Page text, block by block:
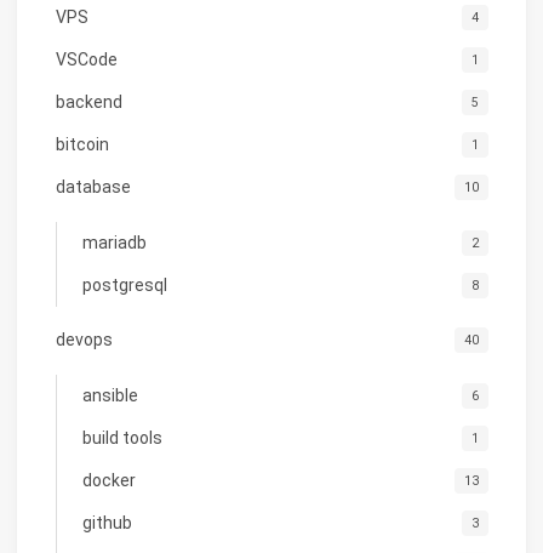
VPS 4
VSCode 1
backend 5
bitcoin 1
database 10
mariadb 2
postgresql 8
devops 40
ansible 6
build tools 1
docker 13
github 3